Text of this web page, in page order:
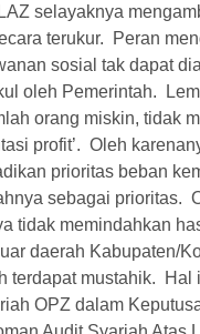
selayaknya
terukur. Peran
sosial tak dapat
oleh Pemerintah.
orang miskin, tidak
profit’. Oleh
prioritas beban
sebagai prioritas.
tidak memindahkan
daerah Kabupaten/
terdapat mustahik. Hal
OPZ dalam